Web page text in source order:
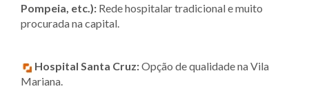
Pompeia, etc.): Rede hospitalar tradicional e muito
procurada na capital.
Hospital Santa Cruz:Opção de qualidade na Vila
Mariana.